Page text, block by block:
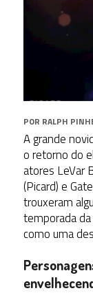
POR RALPH
A grande
o retorno do
atores LeVar
(Picard) e
trouxeram
temporada
como uma